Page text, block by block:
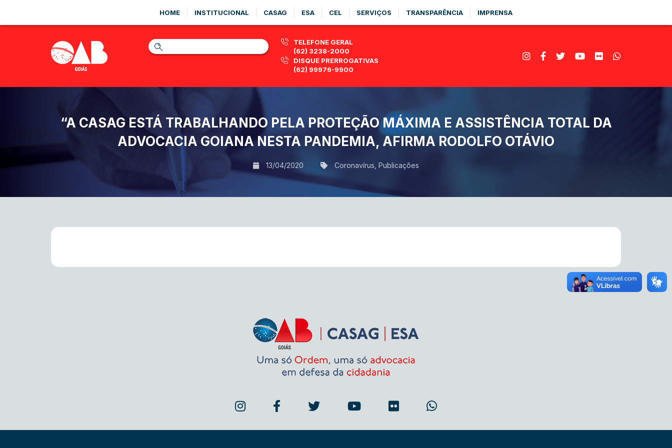
HOME INSTITUCIONAL CASAG ESA CEL SERVIÇOS TRANSPARÊNCIA IMPRENSA
TELEFONE GERAL
(62) 3238-2000
DISQUE PRERROGATIVAS
(62) 99976-9900
“A CASAG ESTÁ TRABALHANDO PELA PROTEÇÃO MÁXIMA E ASSISTÊNCIA TOTAL DA
ADVOCACIA GOIANA NESTA PANDEMIA, AFIRMA RODOLFO OTÁVIO
13/04/2020 Coronavírus Publicações